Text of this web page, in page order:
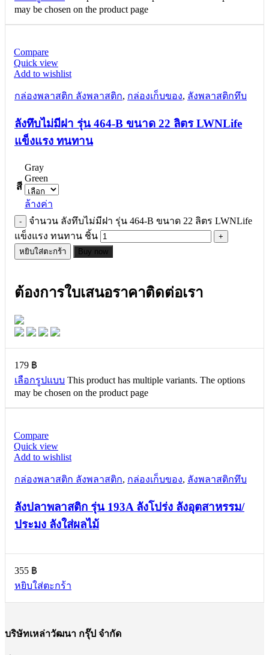
may be chosen on the product page
Compare
Quick view
Add to wishlist
กล่องพลาสติก ลังพลาสติก, กล่องเก็บของ, ลังพลาสติกทึบ
ลังทึบไม่มีฝา รุ่น 464-B ขนาด 22 ลิตร LWNLife
แข็งแรง ทนทาน
สี
Gray
Green
ล้างค่า
จำนวน ลังทึบไม่มีฝา รุ่น 464-B ขนาด 22 ลิตร LWNLife
แข็งแรง ทนทาน ชิ้น
หยิบใส่ตะกร้า Buy now
ต้องการใบเสนอราคาติดต่อเรา
179 ฿
เลือกรูปแบบ This product has multiple variants. The options
may be chosen on the product page
Compare
Quick view
Add to wishlist
กล่องพลาสติก ลังพลาสติก, กล่องเก็บของ, ลังพลาสติกทึบ
ลังปลาพลาสติก รุ่น 193A ลังโปร่ง ลังอุตสาหรรม/
ประมง ลังใส่ผลไม้
355 ฿
หยิบใส่ตะกร้า
บริษัทเหล่าวัฒนา กรุ๊ป จำกัด